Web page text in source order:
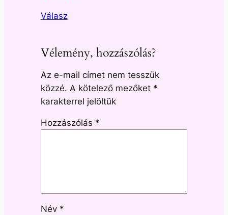
Válasz
Vélemény, hozzászólás?
Az e-mail címet nem tesszük
közzé. A kötelező mezőket *
karakterrel jelöltük
Hozzászólás *
Név *